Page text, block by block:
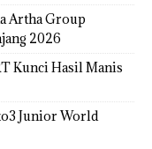
Artha Group
2026
Kunci Hasil Manis
Junior World